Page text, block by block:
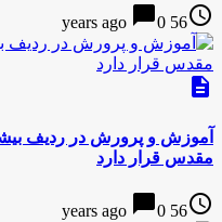
access_time
56 years ago
chat_bubble0
description
آموزش و پرورش در ردیف
مقدس قرار دارد
access_time
56 years ago
chat_bubble0